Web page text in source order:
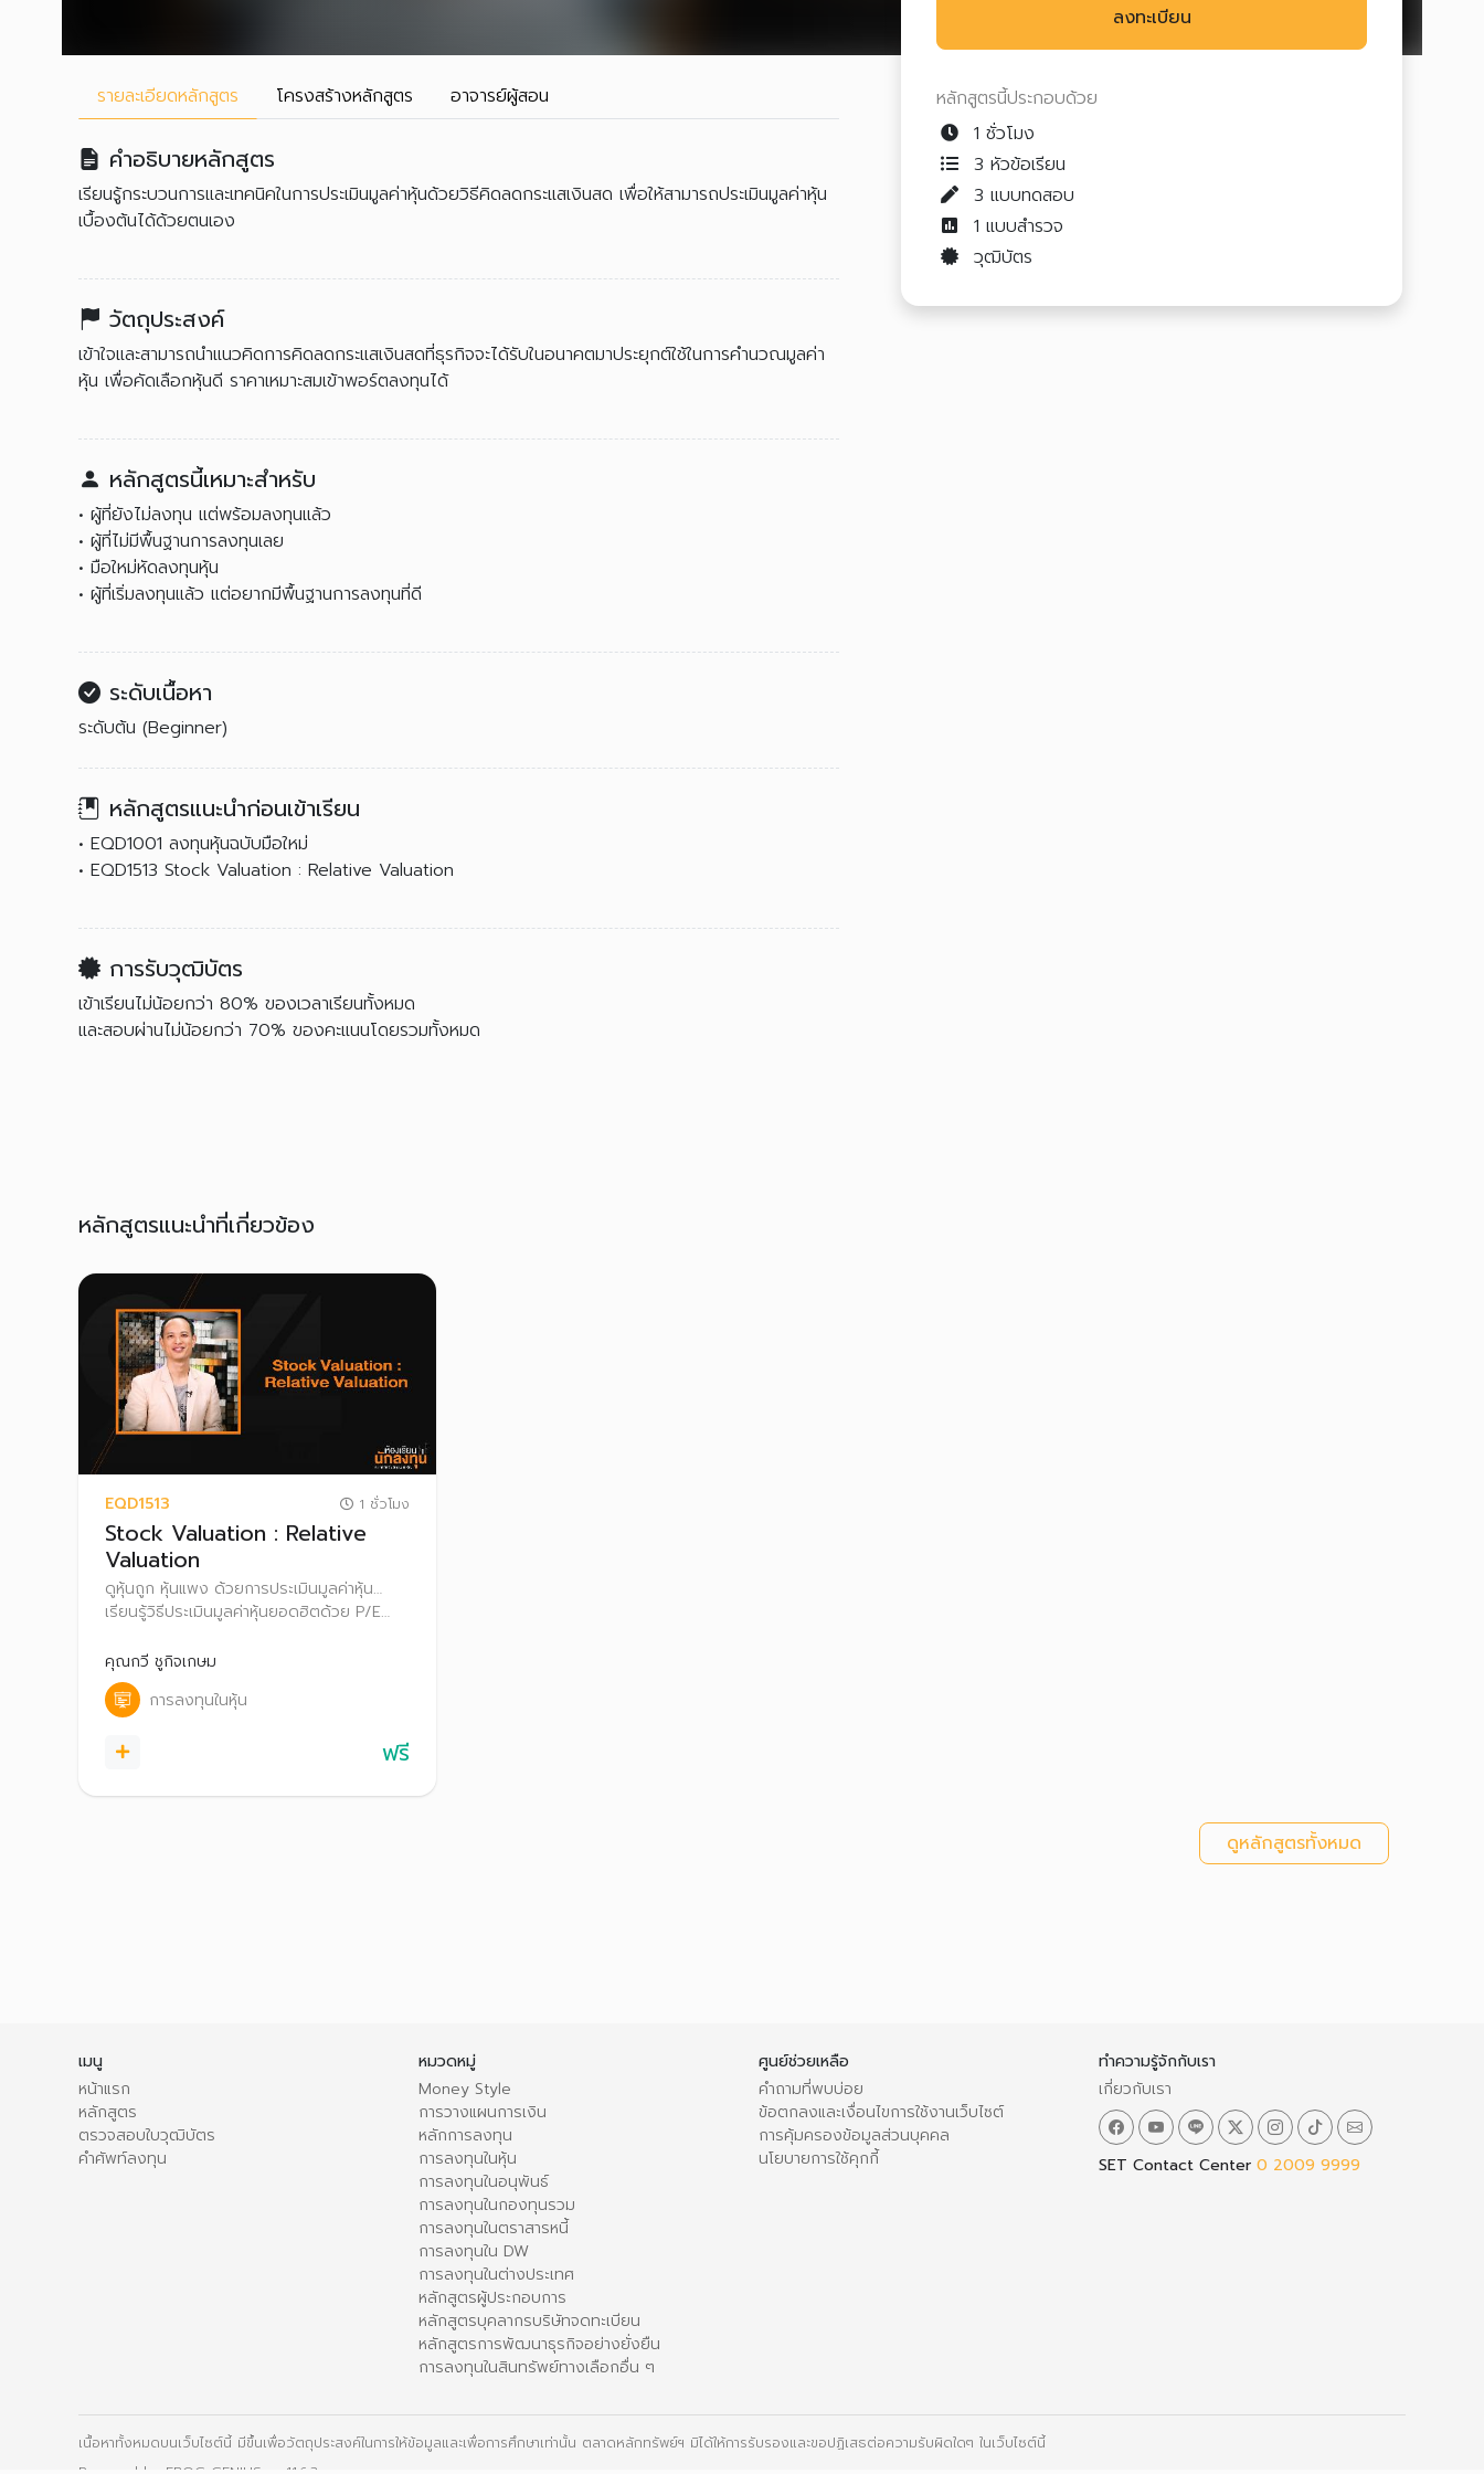
ลงทะเบียน
หลักสูตรนี้ประกอบด้วย
1 ชั่วโมง
3 หัวข้อเรียน
3 แบบทดสอบ
1 แบบสำรวจ
วุฒิบัตร
รายละเอียดหลักสูตร โครงสร้างหลักสูตร อาจารย์ผู้สอน
คำอธิบายหลักสูตร
เรียนรู้กระบวนการและเทคนิคในการประเมินมูลค่าหุ้นด้วยวิธีคิดลดกระแสเงินสด เพื่อให้สามารถประเมินมูลค่าหุ้น
เบื้องต้นได้ด้วยตนเอง
วัตถุประสงค์
เข้าใจและสามารถนำแนวคิดการคิดลดกระแสเงินสดที่ธุรกิจจะได้รับในอนาคตมาประยุกต์ใช้ในการคำนวณมูลค่า
หุ้น เพื่อคัดเลือกหุ้นดี ราคาเหมาะสมเข้าพอร์ตลงทุนได้
หลักสูตรนี้เหมาะสำหรับ
• ผู้ที่ยังไม่ลงทุน แต่พร้อมลงทุนแล้ว
• ผู้ที่ไม่มีพื้นฐานการลงทุนเลย
• มือใหม่หัดลงทุนหุ้น
• ผู้ที่เริ่มลงทุนแล้ว แต่อยากมีพื้นฐานการลงทุนที่ดี
ระดับเนื้อหา
ระดับต้น (Beginner)
หลักสูตรแนะนำก่อนเข้าเรียน
• EQD1001 ลงทุนหุ้นฉบับมือใหม่
• EQD1513 Stock Valuation : Relative Valuation
การรับวุฒิบัตร
เข้าเรียนไม่น้อยกว่า 80% ของเวลาเรียนทั้งหมด
และสอบผ่านไม่น้อยกว่า 70% ของคะแนนโดยรวมทั้งหมด
หลักสูตรแนะนำที่เกี่ยวข้อง
EQD1513 1 ชั่วโมง
Stock Valuation : Relative
Valuation
ดูหุ้นถูก หุ้นแพง ด้วยการประเมินมูลค่าหุ้น…
เรียนรู้วิธีประเมินมูลค่าหุ้นยอดฮิตด้วย P/E
สมในการตัดสินใจลงทุน
คุณกวี ชูกิจเกษม
การลงทุนในหุ้น
ฟรี
ดูหลักสูตรทั้งหมด
เมนู
หน้าแรก
หลักสูตร
ตรวจสอบใบวุฒิบัตร
คำศัพท์ลงทุน
หมวดหมู่
Money Style
การวางแผนการเงิน
หลักการลงทุน
การลงทุนในหุ้น
การลงทุนในอนุพันธ์
การลงทุนในกองทุนรวม
การลงทุนในตราสารหนี้
การลงทุนใน DW
การลงทุนในต่างประเทศ
หลักสูตรผู้ประกอบการ
หลักสูตรบุคลากรบริษัทจดทะเบียน
หลักสูตรการพัฒนาธุรกิจอย่างยั่งยืน
การลงทุนในสินทรัพย์ทางเลือกอื่น ๆ
ศูนย์ช่วยเหลือ
คำถามที่พบบ่อย
ข้อตกลงและเงื่อนไขการใช้งานเว็บไซต์
การคุ้มครองข้อมูลส่วนบุคคล
นโยบายการใช้คุกกี้
ทำความรู้จักกับเรา
เกี่ยวกับเรา
SET Contact Center 0 2009 9999
เนื้อหาทั้งหมดบนเว็บไซต์นี้ มีขึ้นเพื่อวัตถุประสงค์ในการให้ข้อมูลและเพื่อการศึกษาเท่านั้น ตลาดหลักทรัพย์ฯ มิได้ให้การรับรองและขอปฏิเสธต่อความรับผิดใดๆ ในเว็บไซต์นี้